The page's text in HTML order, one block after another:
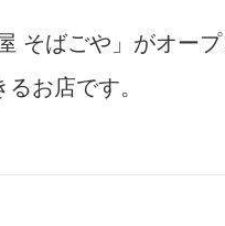
そばごや」がオー
お店です。